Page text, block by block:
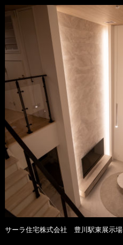
サーラ住宅株式会社 豊川駅東展示場